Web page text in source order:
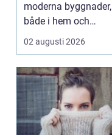
moderna byggnader,
både i hem och
offentliga miljöer. I ...
02 augusti 2026